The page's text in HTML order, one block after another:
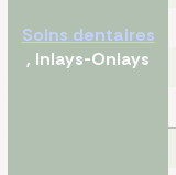
Soins dentaires
, Inlays-Onlays